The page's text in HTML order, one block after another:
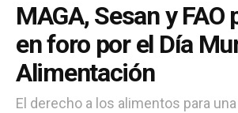
MAGA, Sesan y
en foro por el Día
Alimentación
El derecho a los alimentos para